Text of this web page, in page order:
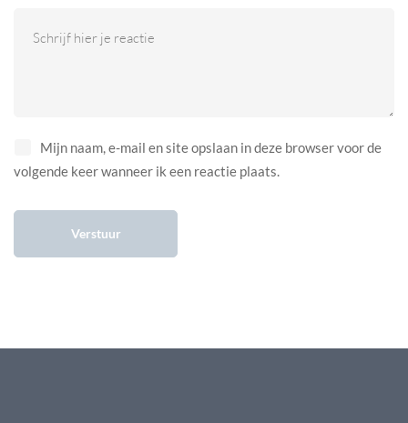
Mijn naam, e-mail en site opslaan in deze browser voor de
volgende keer wanneer ik een reactie plaats.